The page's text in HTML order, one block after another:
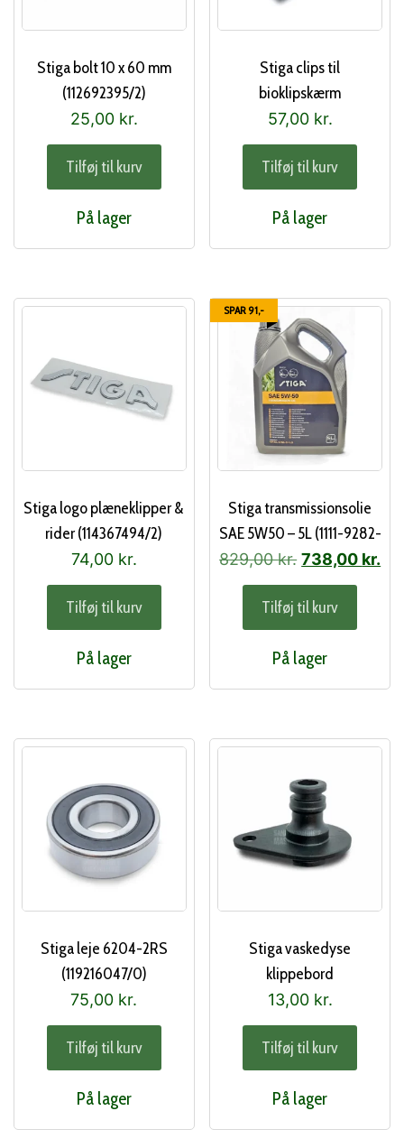
Stiga bolt 10 x 60 mm
(112692395/2)
25,00 kr.
Tilføj til kurv
På lager
Stiga clips til
bioklipskærm
(118737221/0)
57,00 kr.
Tilføj til kurv
På lager
Stiga logo plæneklipper &
rider (114367494/2)
74,00 kr.
Tilføj til kurv
På lager
SPAR 91,-
Stiga transmissionsolie
SAE 5W50 – 5L (1111-9282-
01)
829,00kr. Den
oprindelige
pris
var:
829,00 kr..
738,00 kr.
Tilføj til kurv
På lager
Stiga leje 6204-2RS
(119216047/0)
75,00 kr.
Tilføj til kurv
På lager
Stiga vaskedyse
klippebord
(125033060/0)
13,00 kr.
Tilføj til kurv
På lager